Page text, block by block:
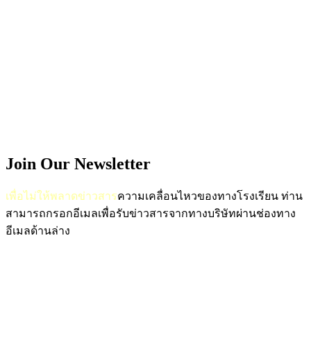
Join Our Newsletter
เพื่อไม่ให้พลาดข่าวสารความเคลื่อนไหวของทางโรงเรียน ท่าน
สามารถกรอกอีเมลเพื่อรับข่าวสารจากทางบริษัทผ่านช่องทาง
อีเมลด้านล่าง